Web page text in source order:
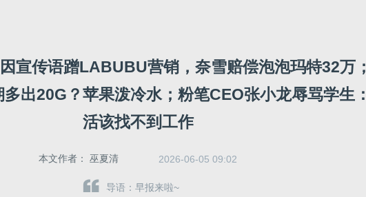
宣传语蹭LABUBU营销，奈雪赔偿泡泡玛特32万；
出20G？苹果泼冷水；粉笔CEO张小龙辱骂学生：
活该找不到工作
本文作者： 巫夏清 2026-06-05 09:02
导语：早报来啦~